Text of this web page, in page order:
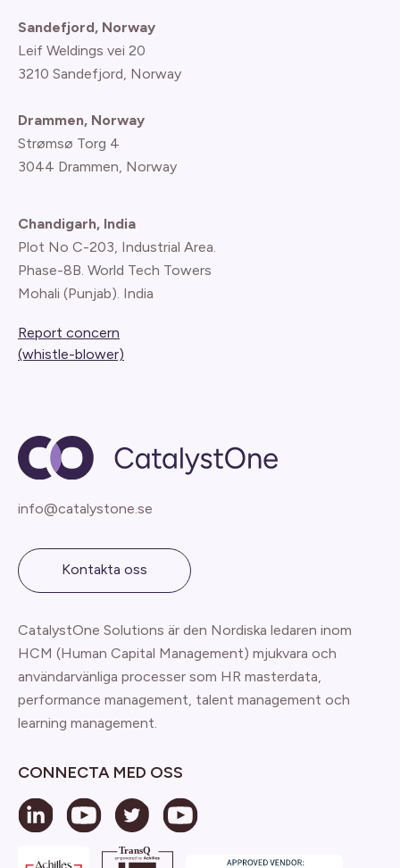
Sandefjord, Norway
Leif Weldings vei 20
3210 Sandefjord, Norway
Drammen, Norway
Strømsø Torg 4
3044 Drammen, Norway
Chandigarh, India
Plot No C-203, Industrial Area.
Phase-8B. World Tech Towers
Mohali (Punjab). India
Report concern
(whistle-blower)
info@catalystone.se
Kontakta oss
CatalystOne Solutions är den Nordiska ledaren inom
HCM (Human Capital Management) mjukvara och
användarvänliga processer som HR masterdata,
performance management, talent management och
learning management.
CONNECTA MED OSS